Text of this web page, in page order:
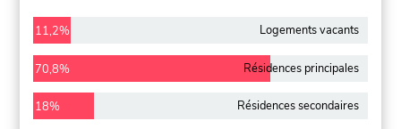
11,2% Logements vacants
70,8% Résidences principales
18% Résidences secondaires